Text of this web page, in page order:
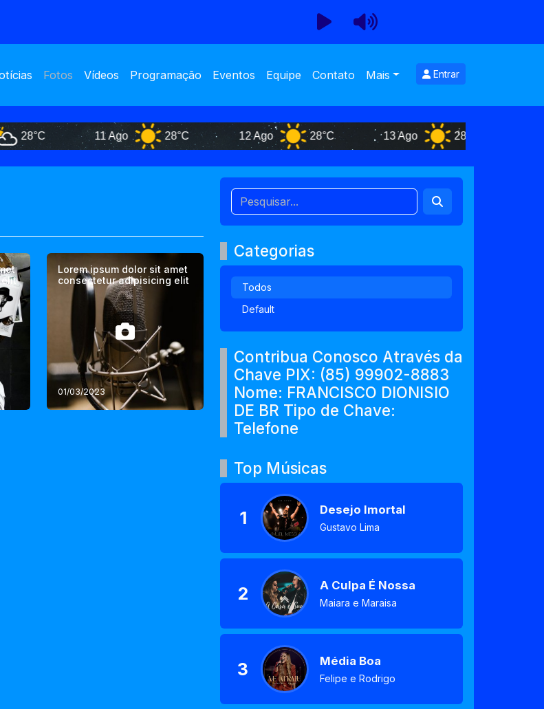
Fotos Vídeos Programação Eventos Equipe Contato Mais Entrar
11 Ago 28°C 12 Ago 28°C 13 Ago 28°C
Lorem ipsum dolor sit amet
consectetur adipisicing elit
01/03/2023
Categorias
Todos
Default
Contribua Conosco Através da
Chave PIX: (85) 99902-8883
Nome: FRANCISCO DIONISIO
DE BR Tipo de Chave:
Telefone
Top Músicas
1 Desejo Imortal
Gustavo Lima
2 A Culpa É Nossa
Maiara e Maraisa
3 Média Boa
Felipe e Rodrigo